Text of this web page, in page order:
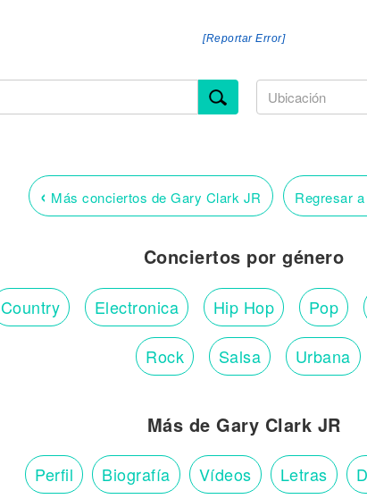
[Reportar Error]
‹ Más conciertos de Gary Clark JR Regresar
Conciertos por género
Country Electronica Hip Hop Pop
Rock Salsa Urbana
Más de Gary Clark JR
Perfil Biografía Vídeos Letras